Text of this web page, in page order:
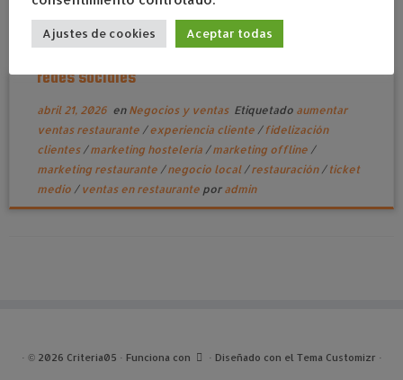
Cómo un restaurante puede aumentar ventas sin
redes sociales
abril 21, 2026en Negocios y ventas Etiquetado aumentar
ventas restaurante /experiencia cliente / fidelización
clientes /marketing hostelería /marketing offline /
marketing restaurante /negocio local /restauración / ticket
medio / ventas en restaurante por admin
· © 2026 Criteria05 · Funciona con · Diseñado con el Tema Customizr ·
Ajustes de cookies Aceptar todas